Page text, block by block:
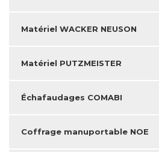
Matériel WACKER NEUSON
Matériel PUTZMEISTER
Échafaudages COMABI
Coffrage manuportable NOE